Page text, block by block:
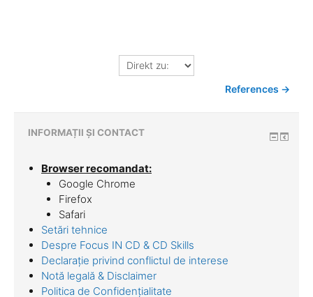
Direkt
zu:
References →
INFORMAȚII ȘI CONTACT
Browser recomandat:
Google Chrome
Firefox
Safari
Setări tehnice
Despre Focus IN CD & CD Skills
Declarație privind conflictul de interese
Notă legală & Disclaimer
Politica de Confidențialitate